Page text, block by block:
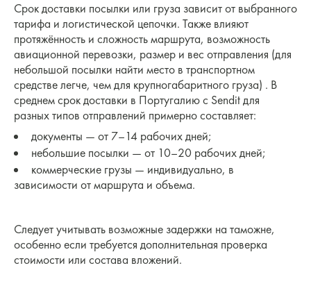
Срок доставки посылки или груза зависит от выбранного
тарифа и логистической цепочки. Также влияют
протяжённость и сложность маршрута, возможность
авиационной перевозки, размер и вес отправления (для
небольшой посылки найти место в транспортном
средстве легче, чем для крупногабаритного груза) . В
среднем срок доставки в Португалию с Sendit для
разных типов отправлений примерно составляет:
документы — от 7–14 рабочих дней;
небольшие посылки — от 10–20 рабочих дней;
коммерческие грузы — индивидуально, в
зависимости от маршрута и объема.
Следует учитывать возможные задержки на таможне,
особенно если требуется дополнительная проверка
стоимости или состава вложений.